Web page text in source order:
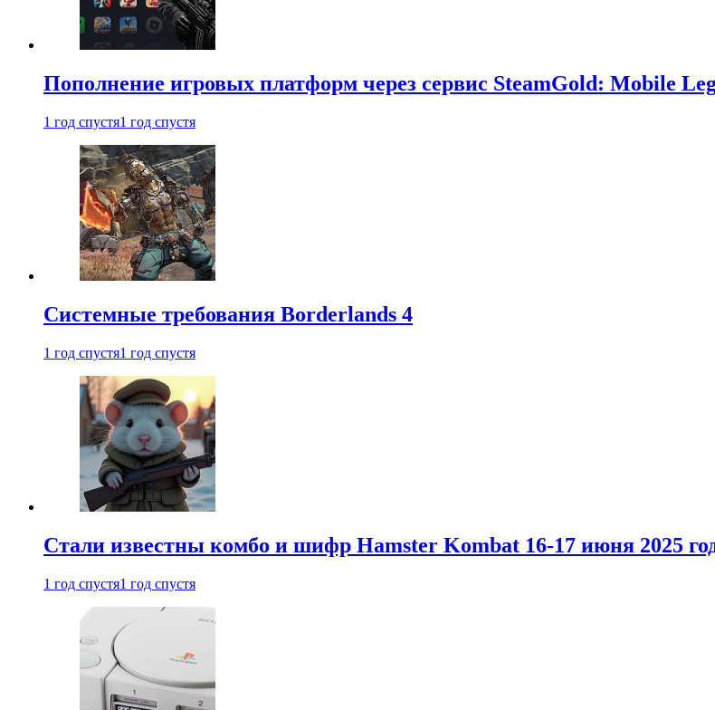
Пополнение игровых платформ через сервис SteamGold: Mobile
1 год спустя1 год спустя
Системные требования Borderlands 4
1 год спустя1 год спустя
Стали известны комбо и шифр Hamster Kombat 16-17 июня 2025
1 год спустя1 год спустя